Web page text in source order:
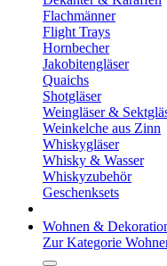
Flachmänner
Flight Trays
Hornbecher
Jakobitengläser
Quaichs
Shotgläser
Weingläser &
Weinkelche aus Zinn
Whiskygläser
Whisky & Wasser
Whiskyzubehör
Geschenksets
Wohnen &
Zur Kategorie